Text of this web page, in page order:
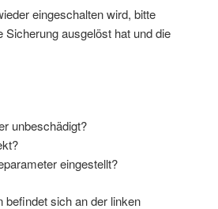
eingeschalten wird, bitte
Sicherung ausgelöst hat und die
unbeschädigt?
eingestellt?
befindet sich an der linken